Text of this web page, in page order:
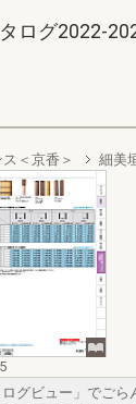
ログ2022-
＜京香＞ 細美
グビュー」でごら